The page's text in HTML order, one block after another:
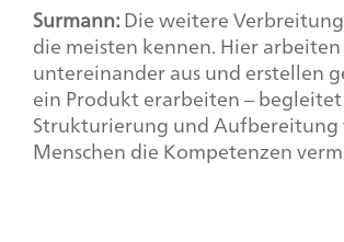
Surmann:Die weitere
die meisten kennen. Hier
untereinander aus und erstellen
ein Produkt erarbeiten –
Strukturierung und Aufbereitung
Menschen die Kompetenzen